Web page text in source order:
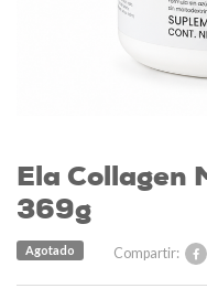
Ela Collagen
369g
Compartir:
Agotado